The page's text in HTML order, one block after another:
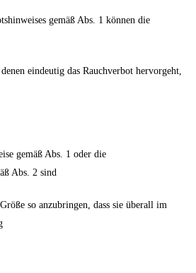
gemäß Abs. 1 können die
eindeutig das Rauchverbot hervorgeht,
gemäß Abs. 1 oder die
Abs. 2 sind
so anzubringen, dass sie überall im